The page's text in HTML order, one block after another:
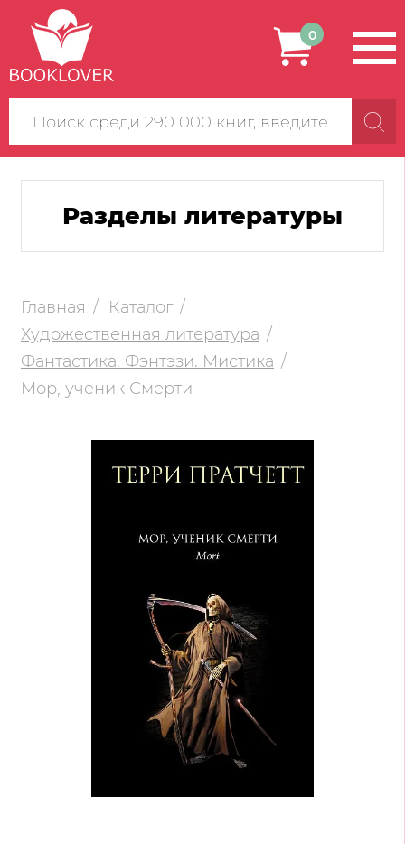
Поиск
по
сайту
0
Разделы литературы
Главная
Каталог
Художественная литература
Фантастика. Фэнтэзи. Мистика
Мор, ученик Смерти